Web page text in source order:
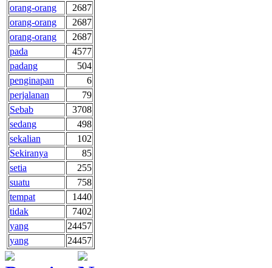
orang-orang
2687
orang-orang
2687
orang-orang
2687
pada
4577
padang
504
penginapan
6
perjalanan
79
Sebab
3708
sedang
498
sekalian
102
Sekiranya
85
setia
255
suatu
758
tempat
1440
tidak
7402
yang
24457
yang
24457